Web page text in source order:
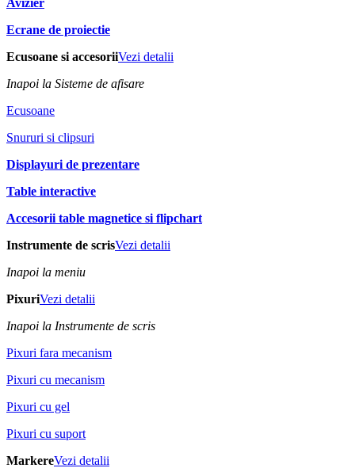
Avizier
Ecrane de proiectie
Ecusoane si accesoriiVezi detalii
Inapoi la Sisteme de afisare
Ecusoane
Snururi si clipsuri
Displayuri de prezentare
Table interactive
Accesorii table magnetice si flipchart
Instrumente de scrisVezi detalii
Inapoi la meniu
PixuriVezi detalii
Inapoi la Instrumente de scris
Pixuri fara mecanism
Pixuri cu mecanism
Pixuri cu gel
Pixuri cu suport
MarkereVezi detalii